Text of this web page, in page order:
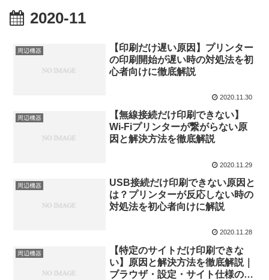
2020-11
周辺機器
【印刷だけ遅い原因】プリンター
の印刷開始が遅い時の対処法を初
心者向けに徹底解説
2020.11.30
周辺機器
【無線接続だけ印刷できない】
Wi-Fiプリンターが繋がらない原
因と解決方法を徹底解説
2020.11.29
周辺機器
USB接続だけ印刷できない原因と
は？プリンターが反応しない時の
対処法を初心者向けに解説
2020.11.28
周辺機器
【特定のサイトだけ印刷できな
い】原因と解決方法を徹底解説｜
ブラウザ・設定・サイト仕様の対